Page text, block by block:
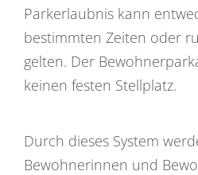
Parkerlaubnis kann
bestimmten Zeiten oder
gelten. Der
keinen festen Stellplatz.
Durch dieses System
Bewohnerinnen und